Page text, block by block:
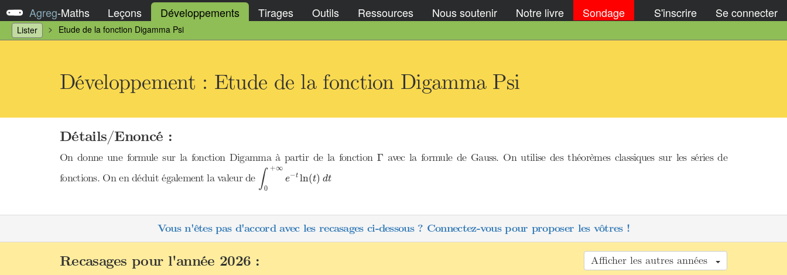
Agreg-Maths Leçons Développements Tirages Outils Ressources Nous soutenir Notre livre Sondage S'inscrire Se connecter
Lister Etude de la fonction Digamma Psi
Développement : Etude de la fonction Digamma Psi
Détails/Enoncé :
On donne une formule sur la fonction Digamma à partir de la fonction Γ
Γ avec la formule de Gauss. On utilise des théorèmes classiques sur les séries de
fonctions. On en déduit également la valeur de ∫ +∞
0
e−t ln(t) dt
0+∞e−
Vous n'êtes pas d'accord avec les recasages ci-dessous ? Connectez-vous pour proposer les vôtres !
Afficher les autres années
Recasages pour l'année 2026 :